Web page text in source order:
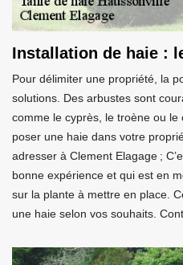
Installation de haie :
Pour délimiter une propriété, la
solutions. Des arbustes sont
comme le cyprès, le troène ou
poser une haie dans votre
adresser à Clement Elagage ;
bonne expérience et qui est en
sur la plante à mettre en place.
une haie selon vos souhaits.